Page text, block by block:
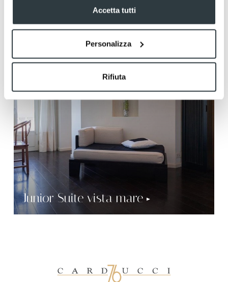
Accetta tutti
Personalizza
Rifiuta
Junior Suite vista mare